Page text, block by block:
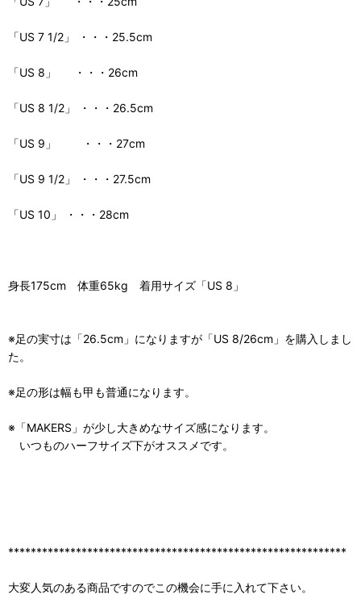
「US 7 1/2」 ・・・25.5cm
「US 8」 ・・・26cm
「US 8 1/2」 ・・・26.5cm
「US 9」 ・・・27cm
「US 9 1/2」 ・・・27.5cm
「US 10」 ・・・28cm
身長175cm 体重65kg 着用サイズ「US 8」
※足の実寸は「26.5cm」になりますが「US 8/26cm」を購入しまし
た。
※足の形は幅も甲も普通になります。
※「MAKERS」が少し大きめなサイズ感になります。
いつものハーフサイズ下がオススメです。
************************************************************
大変人気のある商品ですのでこの機会に手に入れて下さい。